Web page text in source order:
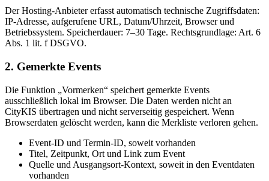
Der Hosting-Anbieter erfasst automatisch technische Zugriffsdaten:
IP-Adresse, aufgerufene URL, Datum/Uhrzeit, Browser und
Betriebssystem. Speicherdauer: 7–30 Tage. Rechtsgrundlage: Art. 6
Abs. 1 lit. f DSGVO.
2. Gemerkte Events
Die Funktion „Vormerken“ speichert gemerkte Events
ausschließlich lokal im Browser. Die Daten werden nicht an
CityKIS übertragen und nicht serverseitig gespeichert. Wenn
Browserdaten gelöscht werden, kann die Merkliste verloren gehen.
Event-ID und Termin-ID, soweit vorhanden
Titel, Zeitpunkt, Ort und Link zum Event
Quelle und Ausgangsort-Kontext, soweit in den Eventdaten
vorhanden